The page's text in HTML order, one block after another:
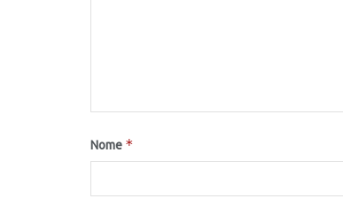
Nome *